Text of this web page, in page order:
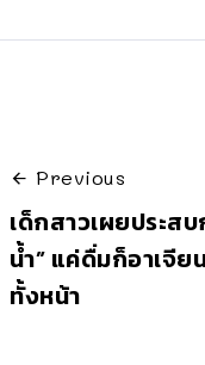
Previous
เด็กสาวเผยประส
น้ำ” แค่ดื่มก็อาเจี
ทั้งหน้า